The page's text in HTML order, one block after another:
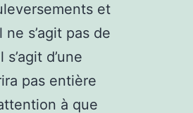
et
s’agit pas de
d’une
pas entière
à que